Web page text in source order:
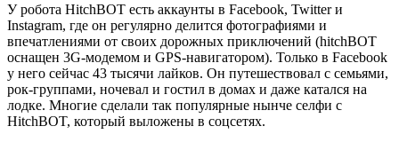
У робота HitchBOT есть аккаунты в Facebook, Twitter и
Instagram, где он регулярно делится фотографиями и
впечатлениями от своих дорожных приключений (hitchBOT
оснащен 3G-модемом и GPS-навигатором). Только в Facebook
у него сейчас 43 тысячи лайков. Он путешествовал с семьями,
рок-группами, ночевал и гостил в домах и даже катался на
лодке. Многие сделали так популярные нынче селфи с
HitchBOT, который выложены в соцсетях.